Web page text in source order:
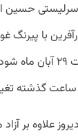
حسین
با
حاکمیتی بازار فناوری
علاوه بر